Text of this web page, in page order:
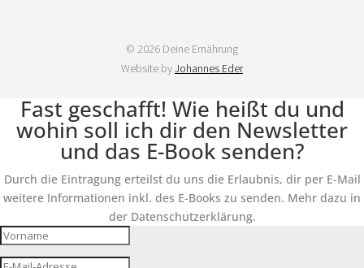
© 2026 Deine Ernährung
Website byJohannes Eder
Fast geschafft! Wie heißt du und
wohin soll ich dir den Newsletter
und das E-Book senden?
Durch die Eintragung erteilst du uns die Erlaubnis, dir per E-Mail
weitere Informationen inkl. des E-Books zu senden. Mehr dazu in
der Datenschutzerklärung.